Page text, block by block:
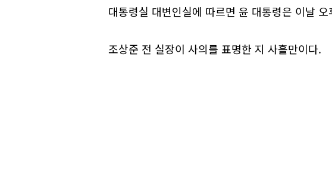
대통령실 대변인실에 따르면 윤 대통령은 이날
조상준 전 실장이 사의를 표명한 지 사흘만이다.